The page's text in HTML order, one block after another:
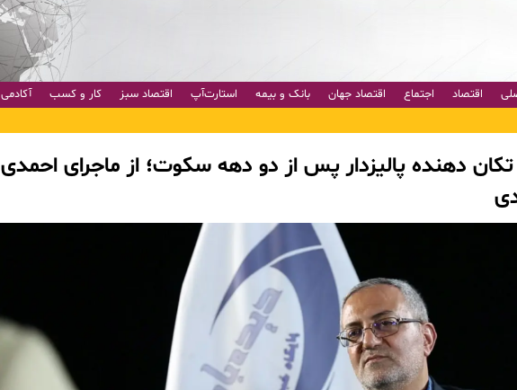
اقتصاد اجتماع اقتصاد جهان بانک و بیمه استارت‌آپ اقتصاد سبز کار و کسب آکادمی
دهنده پالیزدار پس از دو دهه سکوت؛ از ماجرای احمدی